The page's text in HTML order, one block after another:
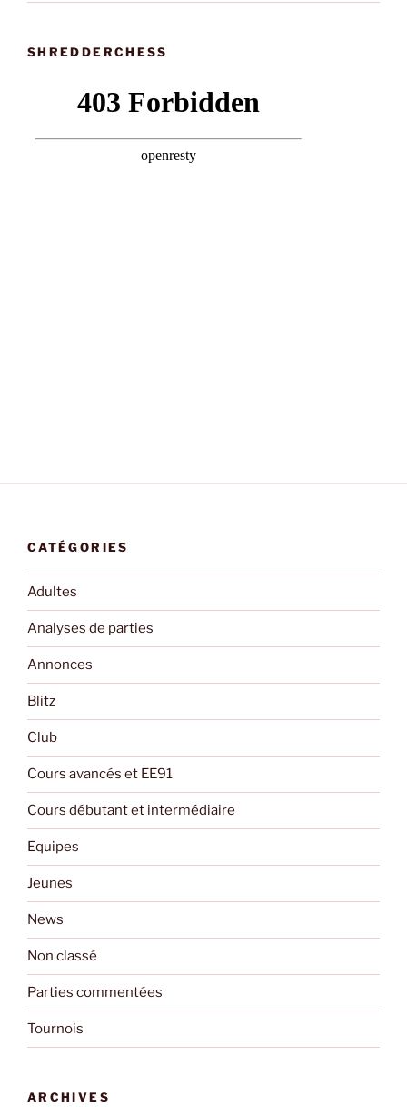
SHREDDERCHESS
CATÉGORIES
Adultes
Analyses de parties
Annonces
Blitz
Club
Cours avancés et EE91
Cours débutant et intermédiaire
Equipes
Jeunes
News
Non classé
Parties commentées
Tournois
ARCHIVES